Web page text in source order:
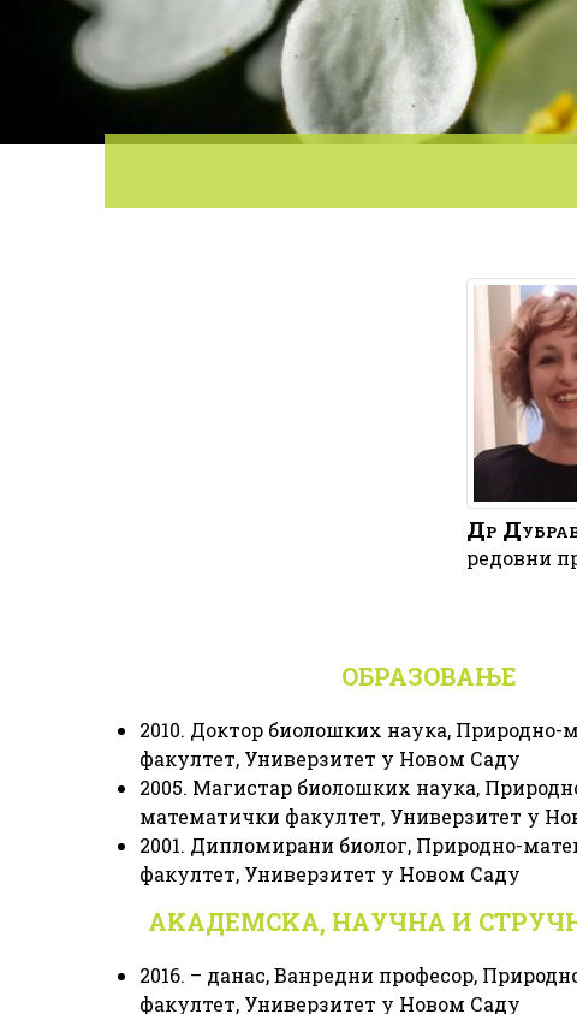
Др
редовни
ОБРАЗОВАЊЕ
2010. Доктор биолошких наука, Природно-
факултет, Универзитет у Новом Саду
2005. Магистар биолошких наука,
математички факултет, Универзитет у
2001. Дипломирани биолог, Природно-
факултет, Универзитет у Новом Саду
АKАДЕМСKА, НАУЧНА И
2016. – данас, Ванредни професор,
факултет, Универзитет у Новом Саду